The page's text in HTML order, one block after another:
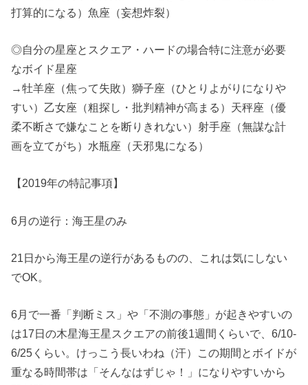
打算的になる）魚座（妄想炸裂）
◎自分の星座とスクエア・ハードの場合特に注意が必要
なボイド星座
→牡羊座（焦って失敗）獅子座（ひとりよがりになりや
すい）乙女座（粗探し・批判精神が高まる）天秤座（優
柔不断さで嫌なことを断りきれない）射手座（無謀な計
画を立てがち）水瓶座（天邪鬼になる）
【2019年の特記事項】
6月の逆行：海王星のみ
21日から海王星の逆行があるものの、これは気にしない
でOK。
6月で一番「判断ミス」や「不測の事態」が起きやすいの
は17日の木星海王星スクエアの前後1週間くらいで、6/10-
6/25くらい。けっこう長いわね（汗）この期間とボイドが
重なる時間帯は「そんなはずじゃ！」になりやすいから